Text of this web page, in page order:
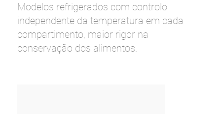
Modelos refrigerados com controlo
independente da temperatura em cada
compartimento, maior rigor na
conservação dos alimentos.